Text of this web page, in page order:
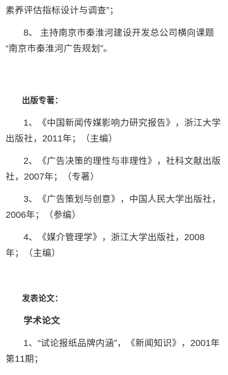
素养评估指标设计与调查”；
8、 主持南京市秦淮河建设开发总公司横向课题
“南京市秦淮河广告规划”。
出版专著：
1、《中国新闻传媒影响力研究报告》，浙江大学
出版社，2011年；（主编）
2、《广告决策的理性与非理性》，社科文献出版
社，2007年；（专著）
3、《广告策划与创意》，中国人民大学出版社，
2006年；（参编）
4、《媒介管理学》，浙江大学出版社，2008
年；（主编）
发表论文：
学术论文
1、“试论报纸品牌内涵”，《新闻知识》，2001年
第11期；